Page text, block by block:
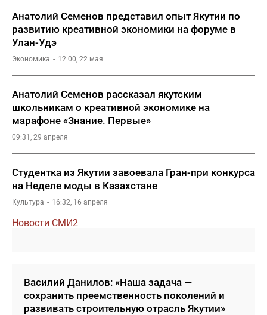
Анатолий Семенов представил опыт Якутии по
развитию креативной экономики на форуме в
Улан-Удэ
Экономика 12:00, 22 мая
Анатолий Семенов рассказал якутским
школьникам о креативной экономике на
марафоне «Знание. Первые»
09:31, 29 апреля
Студентка из Якутии завоевала Гран-при конкурса
на Неделе моды в Казахстане
Культура 16:32, 16 апреля
Новости СМИ2
Василий Данилов: «Наша задача —
сохранить преемственность поколений и
развивать строительную отрасль Якутии»